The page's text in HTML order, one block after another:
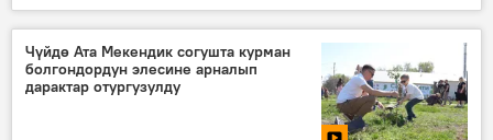
көргөзмө
эрдик тарых
Чүйдө Ата Мекендик согушта курман
болгондордун элесине арналып
дарактар отургузулду